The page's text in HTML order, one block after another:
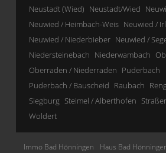
Neustadt (Wied) Neustadt/Wied
Neuwied / Heimbach-Weis Neuwied /
Neuwied / Niederbieber Neuwied /
Niedersteinebach Niederwambach
Oberraden / Niederraden Puderbach
Puderbach / Bauscheid Raubach
Siegburg Steimel / Alberthofen
Woldert
Immo Bad Hönningen Haus Bad